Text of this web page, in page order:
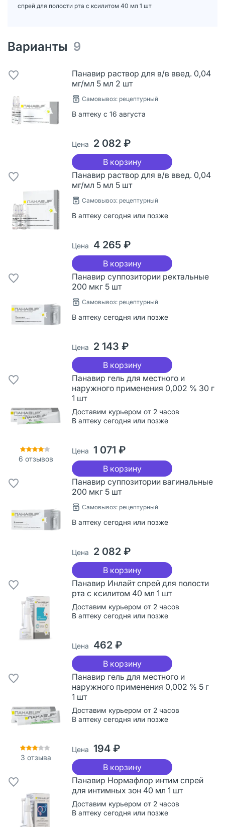
спрей для полости рта с ксилитом 40 мл 1 шт
Варианты 9
Панавир раствор для в/в введ. 0,04
мг/мл 5 мл 2 шт
Самовывоз: рецептурный
В аптеку с 16 августа
Цена 2 082 ₽
В корзину
Панавир раствор для в/в введ. 0,04
мг/мл 5 мл 5 шт
Самовывоз: рецептурный
В аптеку сегодня или позже
Цена 4 265 ₽
В корзину
Панавир суппозитории ректальные
200 мкг 5 шт
Самовывоз: рецептурный
В аптеку сегодня или позже
Цена 2 143 ₽
В корзину
6 отзывов
Панавир гель для местного и
наружного применения 0,002 % 30 г
1 шт
Доставим курьером от 2 часов
В аптеку сегодня или позже
Цена 1 071 ₽
В корзину
Панавир суппозитории вагинальные
200 мкг 5 шт
Самовывоз: рецептурный
В аптеку сегодня или позже
Цена 2 082 ₽
В корзину
Панавир Инлайт спрей для полости
рта с ксилитом 40 мл 1 шт
Доставим курьером от 2 часов
В аптеку сегодня или позже
Цена 462 ₽
В корзину
3 отзыва
Панавир гель для местного и
наружного применения 0,002 % 5 г
1 шт
Доставим курьером от 2 часов
В аптеку сегодня или позже
Цена 194 ₽
В корзину
Панавир Нормафлор интим спрей
для интимных зон 40 мл 1 шт
Доставим курьером от 2 часов
В аптеку сегодня или позже